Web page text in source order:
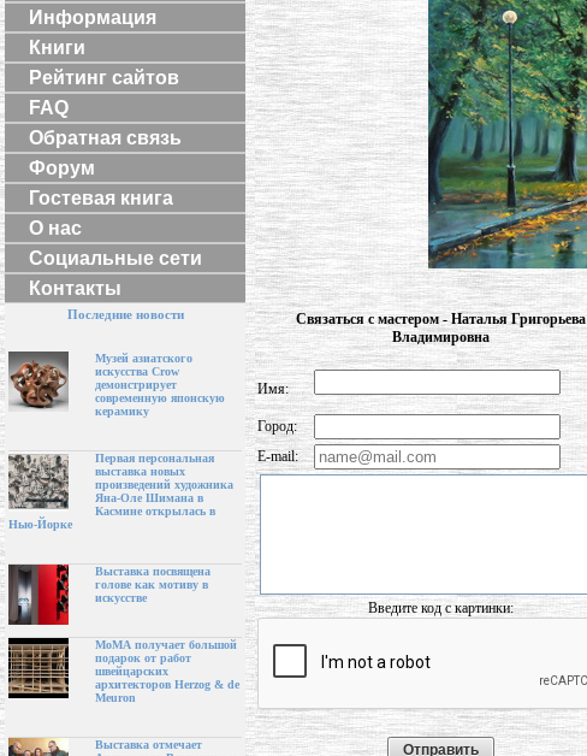
Информация
Книги
Рейтинг сайтов
FAQ
Обратная связь
Форум
Гостевая книга
О нас
Социальные сети
Контакты
Последние новости
Музей азиатского
искусства Crow
демонстрирует
современную японскую
керамику
Первая персональная
выставка новых
произведений художника
Яна-Оле Шимана в
Касмине открылась в
Нью-Йорке
Выставка посвящена
голове как мотиву в
искусстве
МоМА получает большой
подарок от работ
швейцарских
архитекторов Herzog & de
Meuron
Выставка отмечает
Связаться с мастером - Наталья Григорьева
Владимировна
Имя:
Город:
E-mail:
Введите код с картинки: